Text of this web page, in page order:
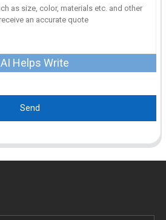
AI Helps Write
Send